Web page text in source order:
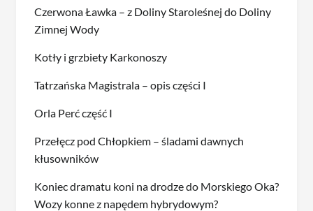
Czerwona Ławka – z Doliny Staroleśnej do Doliny
Zimnej Wody
Kotły i grzbiety Karkonoszy
Tatrzańska Magistrala – opis części I
Orla Perć część I
Przełęcz pod Chłopkiem – śladami dawnych
kłusowników
Koniec dramatu koni na drodze do Morskiego Oka?
Wozy konne z napędem hybrydowym?